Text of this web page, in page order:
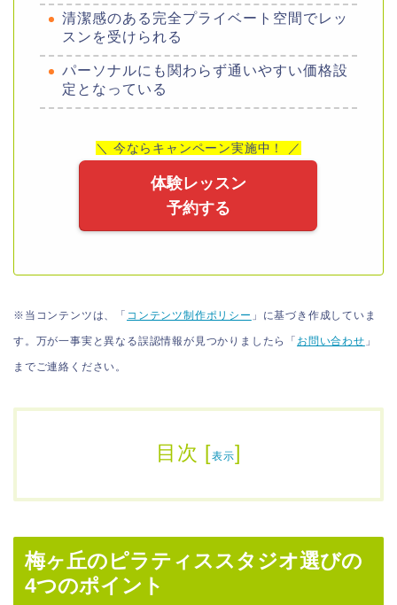
清潔感のある完全プライベート空間でレッ
スンを受けられる
パーソナルにも関わらず通いやすい価格設
定となっている
＼ 今ならキャンペーン実施中！ ／
体験レッスン
予約する
※当コンテンツは、「 コンテンツ制作ポリシー 」に基づき作成していま
す。万が一事実と異なる誤認情報が見つかりましたら「 お問い合わせ 」
までご連絡ください。
目次 [表示]
梅ヶ丘のピラティススタジオ選びの
4つのポイント